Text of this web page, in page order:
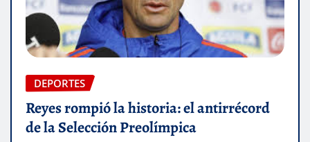
DEPORTES
Reyes rompió la historia: el antirrécord
de la Selección Preolímpica